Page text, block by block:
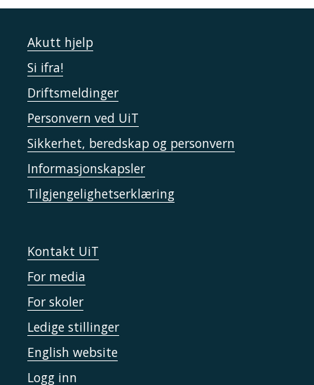
Akutt hjelp
Si ifra!
Driftsmeldinger
Personvern ved UiT
Sikkerhet, beredskap og personvern
Informasjonskapsler
Tilgjengelighetserklæring
Kontakt UiT
For media
For skoler
Ledige stillinger
English website
Logg inn